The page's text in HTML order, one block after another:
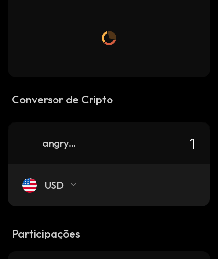
Conversor de Cripto
angryguy
USD
Participações